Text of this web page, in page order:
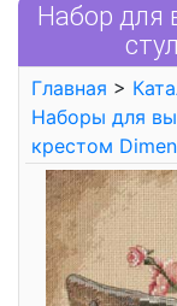
Набор для
Главная >
Наборы для
крестом